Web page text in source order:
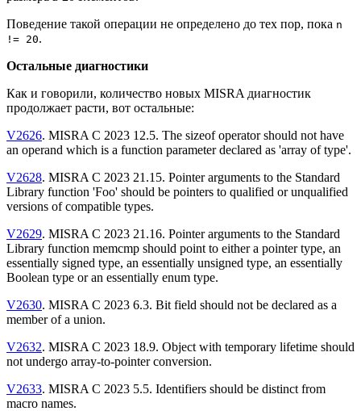
Поведение такой операции не определено до тех пор, пока n
!= 20.
Остальные диагностики
Как и говорили, количество новых MISRA диагностик
продолжает расти, вот остальные:
V2626. MISRA C 2023 12.5. The sizeof operator should not have
an operand which is a function parameter declared as 'array of type'.
V2628. MISRA C 2023 21.15. Pointer arguments to the Standard
Library function 'Foo' should be pointers to qualified or unqualified
versions of compatible types.
V2629. MISRA C 2023 21.16. Pointer arguments to the Standard
Library function memcmp should point to either a pointer type, an
essentially signed type, an essentially unsigned type, an essentially
Boolean type or an essentially enum type.
V2630. MISRA C 2023 6.3. Bit field should not be declared as a
member of a union.
V2632. MISRA C 2023 18.9. Object with temporary lifetime should
not undergo array-to-pointer conversion.
V2633. MISRA C 2023 5.5. Identifiers should be distinct from
macro names.